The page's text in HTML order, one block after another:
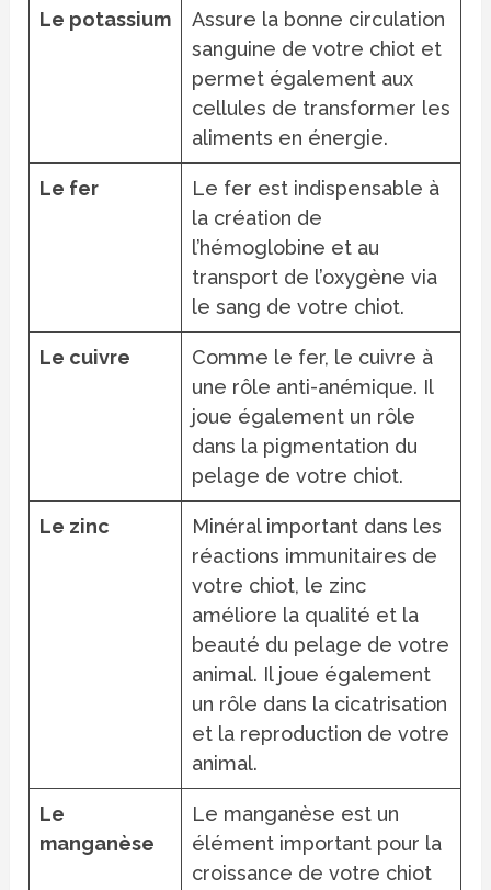
Le potassium
Assure la bonne circulation
sanguine de votre chiot et
permet également aux
cellules de transformer les
aliments en énergie.
Le fer
Le fer est indispensable à
la création de
l’hémoglobine et au
transport de l’oxygène via
le sang de votre chiot.
Le cuivre
Comme le fer, le cuivre à
une rôle anti-anémique. Il
joue également un rôle
dans la pigmentation du
pelage de votre chiot.
Le zinc
Minéral important dans les
réactions immunitaires de
votre chiot, le zinc
améliore la qualité et la
beauté du pelage de votre
animal. Il joue également
un rôle dans la cicatrisation
et la reproduction de votre
animal.
Le
manganèse
Le manganèse est un
élément important pour la
croissance de votre chiot